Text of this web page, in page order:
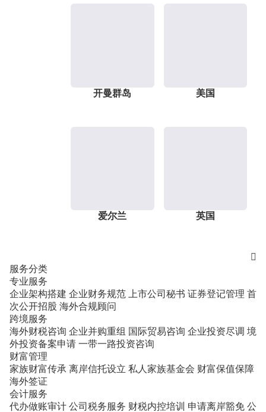
开曼群岛 美国
爱尔兰 英国

服务分类
专业服务
企业架构搭建 企业财务规范 上市公司秘书 证券登记管理 首
次公开招股 海外合规顾问
跨境服务
海外财税咨询 企业并购重组 国际贸易咨询 企业投资尽调 境
外投资备案申请 一带一路投资咨询
财富管理
家族财富传承 离岸信托设立 私人家族基金会 财富保值保障
海外签证
会计服务
代办做账审计 公司税务服务 财税内控培训 申请离岸豁免 公